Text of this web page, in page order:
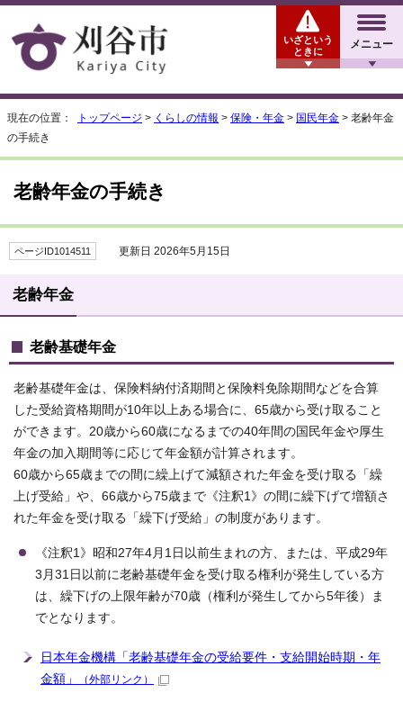
メニュー
いざという
ときに
現在の位置： トップページ > くらしの情報 > 保険・年金 > 国民年金 > 老齢年金
の手続き
老齢年金の手続き
ページID1014511 更新日 2026年5月15日
老齢年金
老齢基礎年金
老齢基礎年金は、保険料納付済期間と保険料免除期間などを合算
した受給資格期間が10年以上ある場合に、65歳から受け取ること
ができます。20歳から60歳になるまでの40年間の国民年金や厚生
年金の加入期間等に応じて年金額が計算されます。
60歳から65歳までの間に繰上げて減額された年金を受け取る「繰
上げ受給」や、66歳から75歳まで《注釈1》の間に繰下げて増額さ
れた年金を受け取る「繰下げ受給」の制度があります。
《注釈1》昭和27年4月1日以前生まれの方、または、平成29年
3月31日以前に老齢基礎年金を受け取る権利が発生している方
は、繰下げの上限年齢が70歳（権利が発生してから5年後）ま
でとなります。
日本年金機構「老齢基礎年金の受給要件・支給開始時期・年
金額」
（外部リンク）